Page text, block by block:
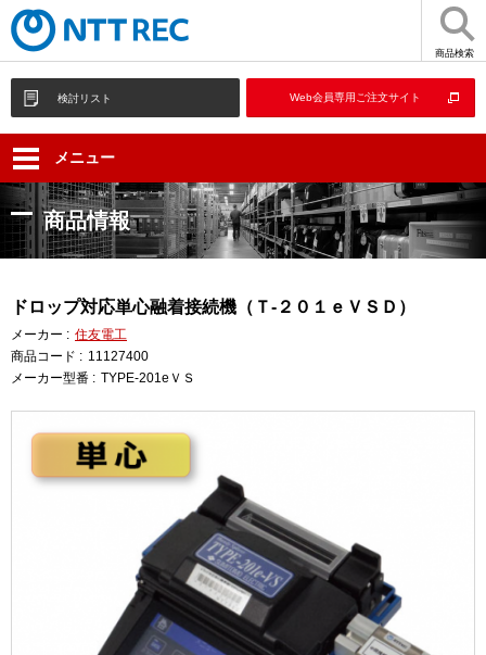
商品検索
検討リスト Web会員専用ご注文サイト
メニュー
商品情報
ドロップ対応単心融着接続機（Ｔ-２０１ｅＶＳＤ）
メーカー : 住友電工
商品コード : 11127400
メーカー型番 : TYPE-201eＶＳ